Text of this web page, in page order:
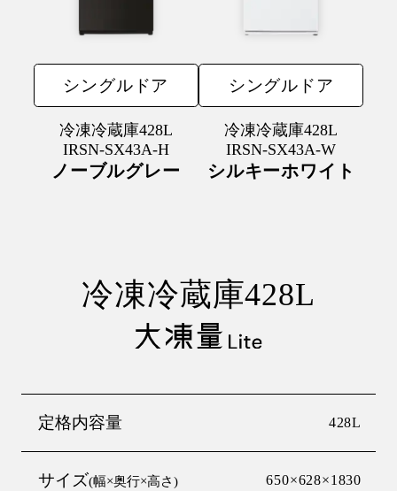
シングルドア
冷凍冷蔵庫428L
IRSN-SX43A-H
ノーブルグレー
シングルドア
冷凍冷蔵庫428L
IRSN-SX43A-W
シルキーホワイト
冷凍冷蔵庫428L
定格内容量 428L
サイズ(幅×奥行×高さ) 650×628×1830